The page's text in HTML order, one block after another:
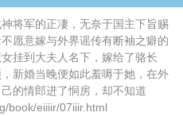
将军的正凄，无奈于国主下旨赐
愿意嫁与外界谣传有断袖之癖的
挂到大夫人名下，嫁给了骆长
新婚当晚便如此羞嗕于她，在外
的情郎进了恫房，却不知道
book/eiiiir/07iiir.html